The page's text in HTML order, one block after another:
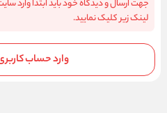
جهت ارسال و دیدگاه خود باید ابتدا وارد
لینک زیر کلیک نمایید.
وارد حساب